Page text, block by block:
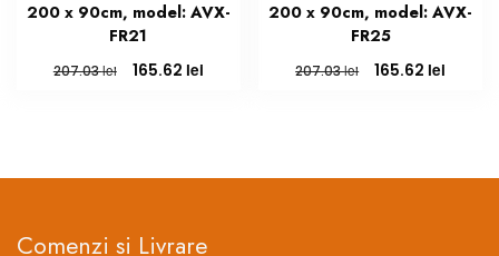
200 x 90cm, model: AVX-
FR21
207.03lei
Prețul
165.62 leiPrețul
200 x 90cm, model: AVX-
FR25
207.03lei
Prețul
165.62 lei
Comenzi si Livrare